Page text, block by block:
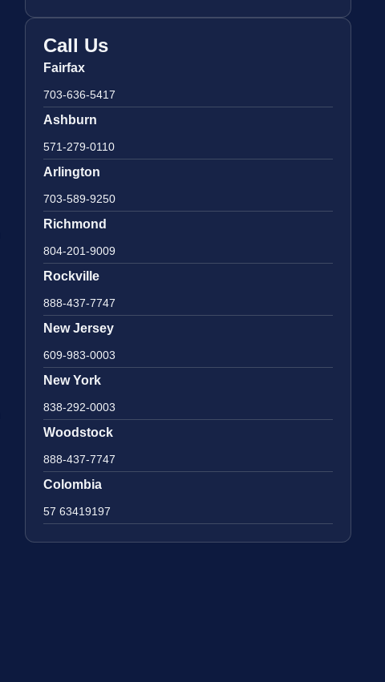
Call Us
Fairfax
703-636-5417
Ashburn
571-279-0110
Arlington
703-589-9250
Richmond
804-201-9009
Rockville
888-437-7747
New Jersey
609-983-0003
New York
838-292-0003
Woodstock
888-437-7747
Colombia
57 63419197